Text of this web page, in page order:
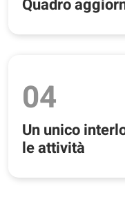
Quadro
04
Un unico
le attività